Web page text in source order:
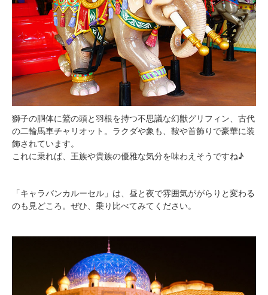
獅子の胴体に鷲の頭と羽根を持つ不思議な幻獣グリフィン、古代
の二輪馬車チャリオット。ラクダや象も、鞍や首飾りで豪華に装
飾されています。
これに乗れば、王族や貴族の優雅な気分を味わえそうですね♪
「キャラバンカルーセル」は、昼と夜で雰囲気ががらりと変わる
のも見どころ。ぜひ、乗り比べてみてください。